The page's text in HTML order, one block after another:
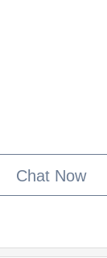
Chat Now